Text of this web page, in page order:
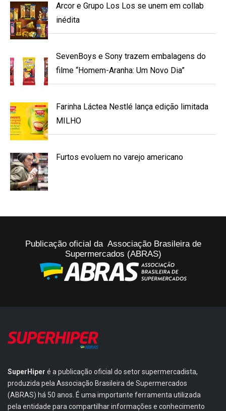
Arcor e Grupo Los Los se unem em collab
inédita
SevenBoys e Sony trazem embalagens do
filme “Homem-Aranha: Um Novo Dia”
Farinha Láctea Nestlé lança edição limitada
MILHO
Furtos evoluem no varejo americano
Publicação oficial da Associação Brasileira de
Supermercados (ABRAS)
SuperHiper é a publicação oficial do setor supermercadista,
produzida pela Associação Brasileira de Supermercados
(ABRAS) há 50 anos. É uma importante ferramenta utilizada
pela entidade para compartilhar informações e conhecimento